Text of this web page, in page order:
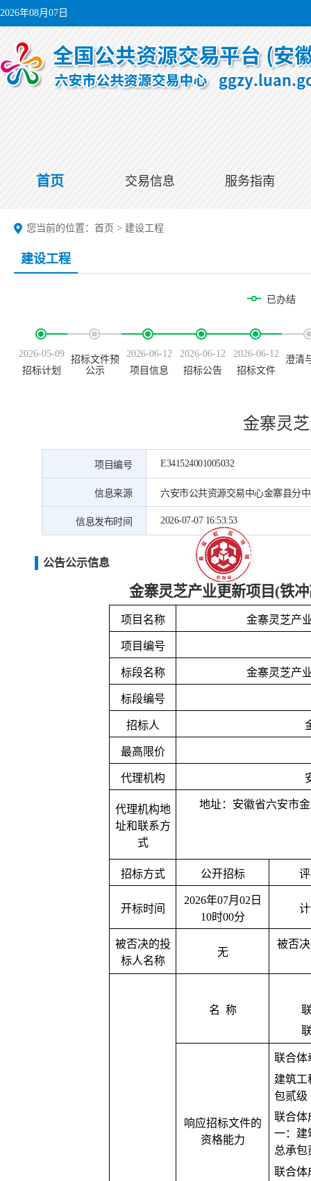
2026年08月07日
首页 交易信息 服务指南
您当前的位置： 首页 > 建设工程
建设工程
已办结
2026-05-09
招标计划
招标文件预
公示
2026-06-12
项目信息
2026-06-12
招标公告
2026-06-12
招标文件
澄清
金寨灵
项目编号 E341524001005032
信息来源 六安市公共资源交易中心金寨县分
信息发布时间 2026-07-07 16:53:53
公告公示信息
金寨灵芝产业更新项目 (铁
项目名称 金寨灵芝产
项目编号
标段名称 金寨灵芝产
标段编号
招标人
最高限价
代理机构
代理机构地
址和联系方
式
地址：安徽省六安市
招标方式 公开招标
开标时间
2026年07月 02 日
10时00分
被否决的投
标人名称
无
被否
名 称
响应招标文件的
资格能力
联合体
建筑工
包贰级
联合体
一：建
总承包
联合体